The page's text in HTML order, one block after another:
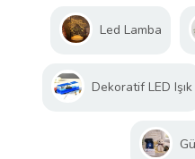
Led Lamba
Dekoratif LED Işık